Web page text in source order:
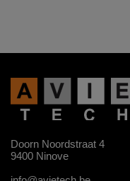
Doorn Noordstraat 4
9400 Ninove